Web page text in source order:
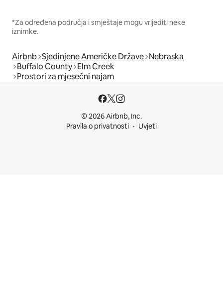
*Za određena područja i smještaje mogu vrijediti neke
iznimke.
Airbnb Sjedinjene Američke Države Nebraska
Buffalo County Elm Creek
Prostori za mjesečni najam
© 2026 Airbnb, Inc.
Pravila o privatnosti
Uvjeti